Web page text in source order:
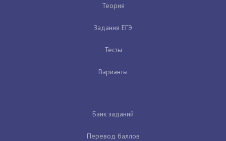
Теория
Задания ЕГЭ
Тесты
Варианты
Банк заданий
Перевод баллов